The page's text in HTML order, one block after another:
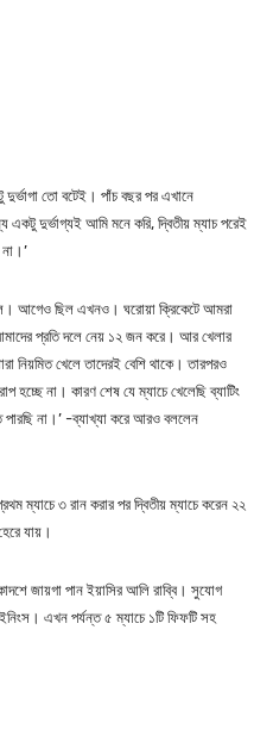
তো বটেই। পাঁচ বছর পর এখানে
দুর্ভাগ্যই আমি মনে করি, দ্বিতীয় ম্যাচ পরেই
আগেও ছিল এখনও। ঘরোয়া ক্রিকেটে আমরা
প্রতি দলে নেয় ১২ জন করে। আর খেলার
খেলে তাদেরই বেশি থাকে। তারপরও
হচ্ছে না। কারণ শেষ যে ম্যাচে খেলেছি ব্যাটিং
পারছি না।’ -ব্যাখ্যা করে আরও বললেন
ম্যাচে ৩ রান করার পর দ্বিতীয় ম্যাচে করেন ২২
যায়।
জায়গা পান ইয়াসির আলি রাব্বি। সুযোগ
ইনিংস। এখন পর্যন্ত ৫ ম্যাচে ১টি ফিফটি সহ